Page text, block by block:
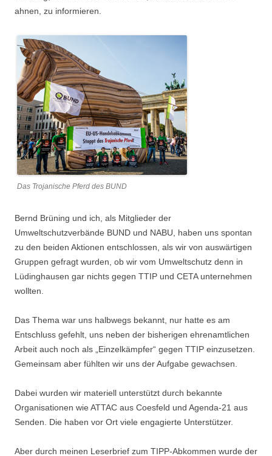
ahnen, zu informieren.
Das Trojanische Pferd des BUND
Bernd Brüning und ich, als Mitglieder der
Umweltschutzverbände BUND und NABU, haben uns spontan
zu den beiden Aktionen entschlossen, als wir von auswärtigen
Gruppen gefragt wurden, ob wir vom Umweltschutz denn in
Lüdinghausen gar nichts gegen TTIP und CETA unternehmen
wollten.
Das Thema war uns halbwegs bekannt, nur hatte es am
Entschluss gefehlt, uns neben der bisherigen ehrenamtlichen
Arbeit auch noch als „Einzelkämpfer“ gegen TTIP einzusetzen.
Gemeinsam aber fühlten wir uns der Aufgabe gewachsen.
Dabei wurden wir materiell unterstützt durch bekannte
Organisationen wie ATTAC aus Coesfeld und Agenda-21 aus
Senden. Die haben vor Ort viele engagierte Unterstützer.
Aber durch meinen Leserbrief zum TIPP-Abkommen wurde der